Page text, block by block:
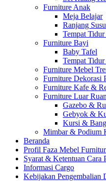
Furniture Anak
Meja Belajar
Ranjang
Tempat
Furniture Bayi
Baby Tafel
Tempat
Furniture Mebel
Furniture Dekorasi
Furniture Kafe &
Furniture Luar
Gazebo &
Gebyok &
Kursi &
Mimbar & Podium
Beranda
Profil Faza Mebel
Syarat & Ketentuan Cara
Informasi Cargo
Kebijakan Pengembalian